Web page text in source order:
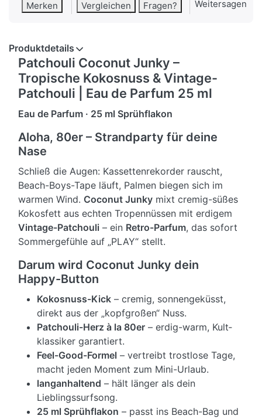
Merken Vergleichen Fragen? Weitersagen
Produktdetails
Patchouli Coconut Junky –
Tropische Kokosnuss & Vintage-
Patchouli | Eau de Parfum 25 ml
Eau de Parfum · 25 ml Sprühflakon
Aloha, 80er – Strandparty für deine
Nase
Schließ die Augen: Kassettenrekorder rauscht,
Beach-Boys-Tape läuft, Palmen biegen sich im
warmen Wind. Coconut Junky mixt cremig-süßes
Kokosfett aus echten Tropen­nüssen mit erdigem
Vintage-Patchouli – ein Retro-Parfum, das sofort
Sommergefühle auf „PLAY“ stellt.
Darum wird Coconut Junky dein
Happy-Button
Kokosnuss-Kick – cremig, sonnengeküsst,
direkt aus der „kopfgroßen“ Nuss.
Patchouli-Herz à la 80er – erdig-warm, Kult­
klassiker garantiert.
Feel-Good-Formel – vertreibt trostlose Tage,
macht jeden Moment zum Mini-Urlaub.
langanhaltend – hält länger als dein
Lieblingssurfsong.
25 ml Sprühflakon – passt ins Beach-Bag und